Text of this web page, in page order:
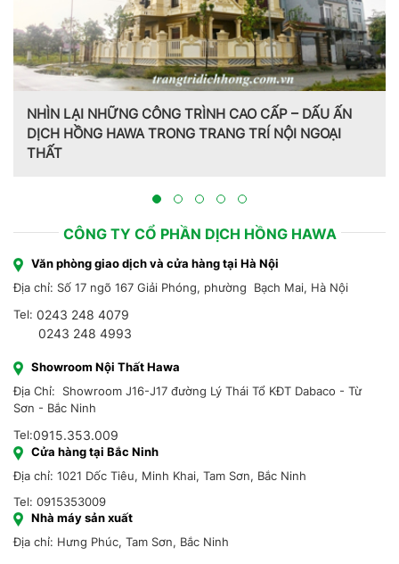
CÔNG TY CỔ PHẦN DỊCH HỒNG HAWA
Văn phòng giao dịch và cửa hàng tại Hà Nội
Địa chỉ: Số 17 ngõ 167 Giải Phóng, phường Bạch Mai, Hà Nội
Tel: 0243 248 4079
0243 248 4993
Showroom Nội Thất Hawa
Địa Chỉ: Showroom J16-J17 đường Lý Thái Tổ KĐT Dabaco - Từ
Sơn - Bắc Ninh
Tel:0915.353.009
Cửa hàng tại Bắc Ninh
Địa chỉ: 1021 Dốc Tiêu, Minh Khai, Tam Sơn, Bắc Ninh
Tel: 0915353009
Nhà máy sản xuất
Địa chỉ: Hưng Phúc, Tam Sơn, Bắc Ninh